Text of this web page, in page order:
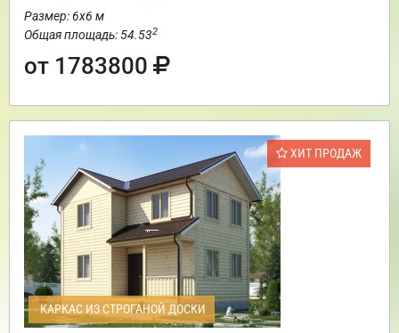
Размер: 6х6 м
Общая площадь: 54.532
от 1783800
ХИТ ПРОДАЖ
КАРКАС ИЗ СТРОГАНОЙ ДОСКИ